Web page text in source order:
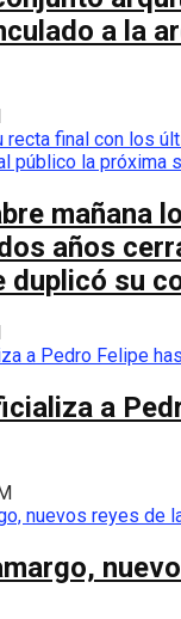
a la
mañana
años
duplicó su
a